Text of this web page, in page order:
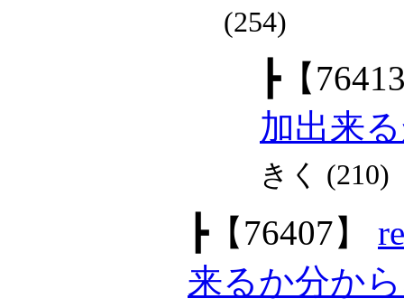
(254)
┣【
加出来
きく (210)
┣【76407】
来るか分か